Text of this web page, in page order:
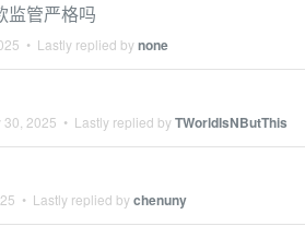
监管严格吗
• Lastly replied bynone
30, 2025 • Lastly replied byTWorldIsNButThis
• Lastly replied bychenuny